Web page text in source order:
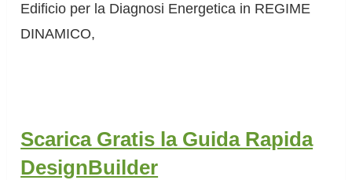
Edificio per la Diagnosi Energetica in REGIME
DINAMICO,
Scarica Gratis la Guida Rapida
DesignBuilder